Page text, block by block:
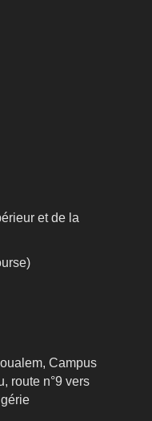
et de la
Campus
route n°9 vers